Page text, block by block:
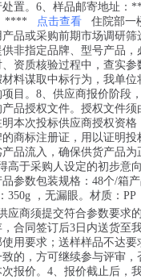
处置。6、样品邮寄地址
****
点击查看
住院部一
品或采购前期市场调研
非指定品牌、型号产品
资质核验过程中，查实
料谋取中标行为，我单
目。8、供应商报价阶段
品授权文件。授权文件
本次投标供应商授权资
商标注册证，用以证明
品流入，确保供货产品
高于采购人设定的初步意
参数包装规格：48个/箱
350g ，无漏眼。材质：PP
应商须提交符合参数要求
合同签订后3日内送货至
用要求；送样样品不达
的，方可继续参与评审
报价。4、报价截止后，